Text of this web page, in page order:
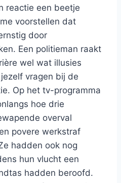
reactie een beetje
voorstellen dat
door
Een politieman raakt
wel wat illusies
vragen bij de
Op het tv-programma
hoe drie
overval
povere werkstraf
hadden ook nog
hun vlucht een
hadden beroofd.